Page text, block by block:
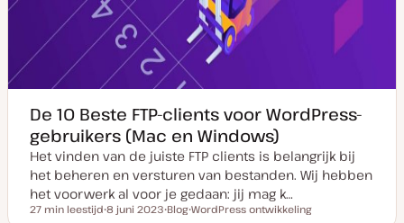
De 10 Beste FTP-clients voor WordPress-
gebruikers (Mac en Windows)
Het vinden van de juiste FTP clients is belangrijk bij
het beheren en versturen van bestanden. Wij hebben
het voorwerk al voor je gedaan: jij mag k…
Leestijd
27 min leestijd 8 juni 2023 Blog WordPress ontwikkeling